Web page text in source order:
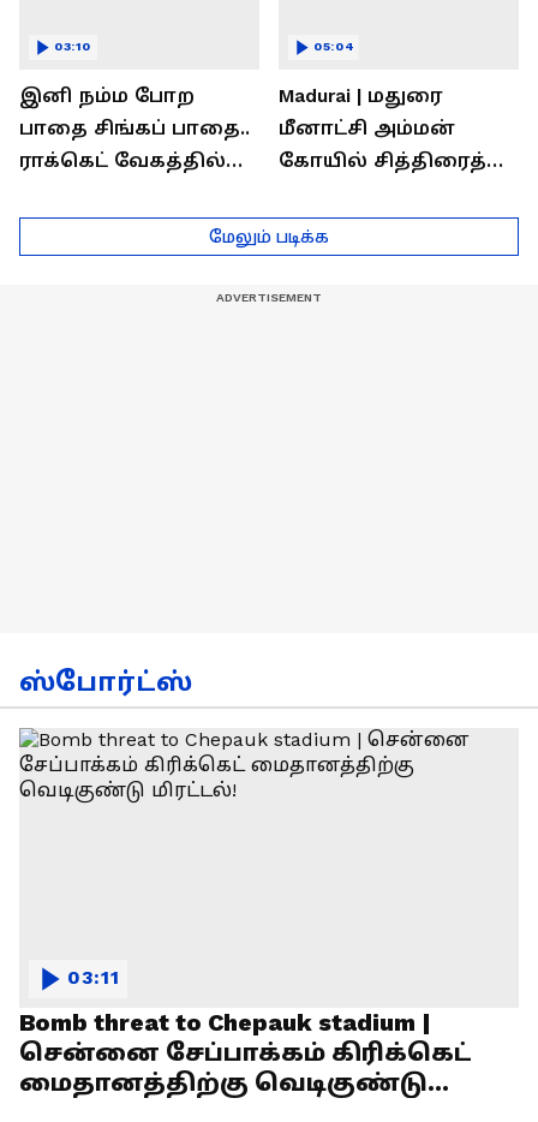
இனி நம்ம போற
பாதை சிங்கப் பாதை..
ராக்கெட் வேகத்தில்
திருச்சியில்
மு.க.ஸ்டாலின் உறுதி!
03:10
Madurai | மதுரை
மீனாட்சி அம்மன்
கோயில் சித்திரைத்
கோலாகலம்!
05:04
மேலும் படிக்க
ஸ்போர்ட்ஸ்
Bomb threat to Chepauk stadium |
சென்னை சேப்பாக்கம் கிரிக்கெட்
மைதானத்திற்கு வெடிகுண்டு
03:11